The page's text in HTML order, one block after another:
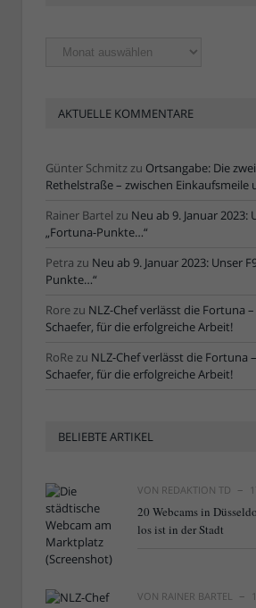
Ältere
Artikel
AKTUELLE KOMMENTARE
Günter Schmitz zu Ortsangabe: Die
Rethelstraße – zwischen Einkaufsmeile
Rainer Bartel zu Neu ab 9. Januar 2023:
„Fortuna-Punkte…“
Petra zu Neu ab 9. Januar 2023: Unser
Punkte…“
Rore zu NLZ-Chef verlässt die Fortuna
Schaefer, für die erfolgreiche Arbeit!
RoRe zu NLZ-Chef verlässt die Fortuna
Schaefer, für die erfolgreiche Arbeit!
BELIEBTE ARTIKEL
VON REDAKTION TD
20 Webcams in
los ist in der Stadt
VON RAINER BARTEL